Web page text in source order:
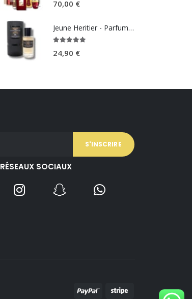
70,00 €
Jeune Heritier - Parfum d’Artiste
24,90 €
RÉSEAUX SOCIAUX